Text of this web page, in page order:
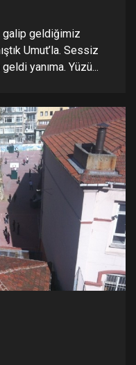
galip geldiğimiz
Umut’la. Sessiz
yanıma. Yüzü...